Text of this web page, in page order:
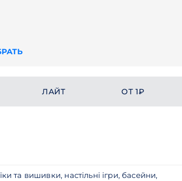
ЛАЙТ ОТ 1₽
та вишивки, настільні ігри, басейни,